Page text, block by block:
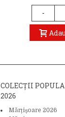
-
COLECȚII
2026
Mărțișoare 2026